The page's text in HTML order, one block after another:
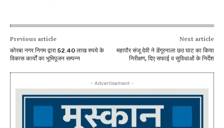
Previous article
कोरबा नगर निगम द्वारा 52.40 लाख रुपये के
विकास कार्यों का भूमिपूजन सम्पन्न
Next article
महापौर संजू देवी ने डेंगूरनाला छठ घाट का किया
निरीक्षण, दिए सफाई व सुविधाओं के निर्देश
- Advertisement -